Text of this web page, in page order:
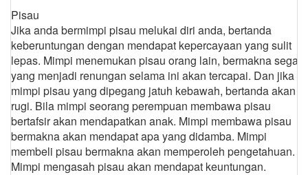
Pisau
Jika anda bermimpi pisau melukai diri anda, bertanda
keberuntungan dengan mendapat kepercayaan yang sulit
lepas. Mimpi menemukan pisau orang lain, bermakna segala
yang menjadi renungan selama ini akan tercapai. Dan jika
mimpi pisau yang dipegang jatuh kebawah, bertanda akan
rugi. Bila mimpi seorang perempuan membawa pisau
bertafsir akan mendapatkan anak. Mimpi membawa pisau
bermakna akan mendapat apa yang didamba. Mimpi
membeli pisau bermakna akan memperoleh pengetahuan.
Mimpi mengasah pisau akan mendapat keuntungan.